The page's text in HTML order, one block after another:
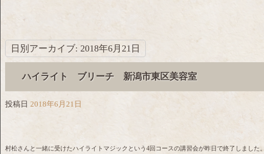
日別アーカイブ: 2018年6月21日
ハイライト ブリーチ 新潟市東区美容室
投稿日 2018年6月21日
村松さんと一緒に受けたハイライトマジックという4回コースの講習会が昨日で終了しました。